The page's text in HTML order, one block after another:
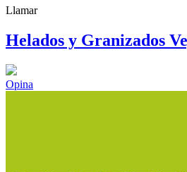
Llamar
Helados y Granizados
Opina